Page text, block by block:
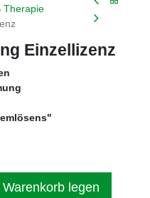
Therapie
Einzellizenz
legen